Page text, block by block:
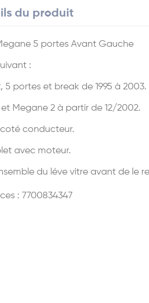
du produit
5 portes Avant Gauche
:
5 portes et break de 1995 à 2003.
et Megane 2 à partir de 12/2002.
conducteur.
avec moteur.
du léve vitre avant de le
: 7700834347